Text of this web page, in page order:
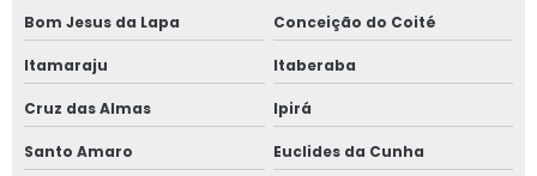
Bom Jesus da Lapa Conceição do Coité
Itamaraju Itaberaba
Cruz das Almas Ipirá
Santo Amaro
Euclides da Cunha